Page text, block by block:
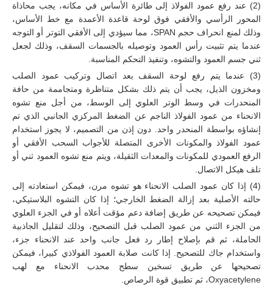
(2) عند رفع عمود الفولاذ إلى طائرة الأساس في مكانه، يجب محاذاة
المحور الرأسي والأفقي فوق لوحة قاعدة الأعمدة مع خط الأساس،
وذلك لمنع انحراف حجم SPAN، مما سيؤدي إلى الأفقي التوتر أو التوجه
عندما يتم تثبيت رأس العمود وتوصيله بالجسمات السقف، وذلك لجعل
ثني جسم العمود والتشوه، وتنفيذ التحكم المناسبة.
(3) عندما يتم رفع لوحة السقف بعد اتصال وتركيب عمود الصلب
ومخزون الذيل، يجب أن يتم ذلك بشكل متناظرة ومتجاممة من حافة
المنحدرات في وسط الوتر العلوي إلى الوسط، من أجل منع تشوه
الانحناء من عمود الفولاذ الناجم عن الضغط المركزي الجانبي الذي تم
إنشاؤه بواسطة المنحدر واحد. دون إذن من التصميم، لا يجوز استخدام
عمود الفولاذ والمكونات الأخرى المتصلة للأجواب السحب الأفقي أو
الرفع العمودي للمكونات والمعدات الثقيلة، ويتم منع تشوه العمود ثني أو
تلف هيكل الاتصال.
(4) إذا كان عمود الصلب الانحناء هو تشوه مرن، فيمكن استعادته إلى
حالته الأصلية بعد إزالة الضغط الخارجي؛ إذا كان التشوه البلاستيكي،
فيمكن تصحيحه عن طريق إضافة دعم مؤقت أعلاه أو في الجزء العلوي
من الجزء الثني من عمود الصلب قبل التصحيح، وذلك لتقليل الجاذبية
الحاملة، ثم قم بإصلاح إطار رد فعل جانب واحد عند الانحناء جزء،
واستخدام جاك للتصحيح. إذا كانت صلابة العمود الفولاذي كبيرا، فيمكن
تصحيحها عن طريق تسخين سطح محدب الانحناء مع لهب
Oxyacetylene، ثم تطبيق قوة الرصاص.